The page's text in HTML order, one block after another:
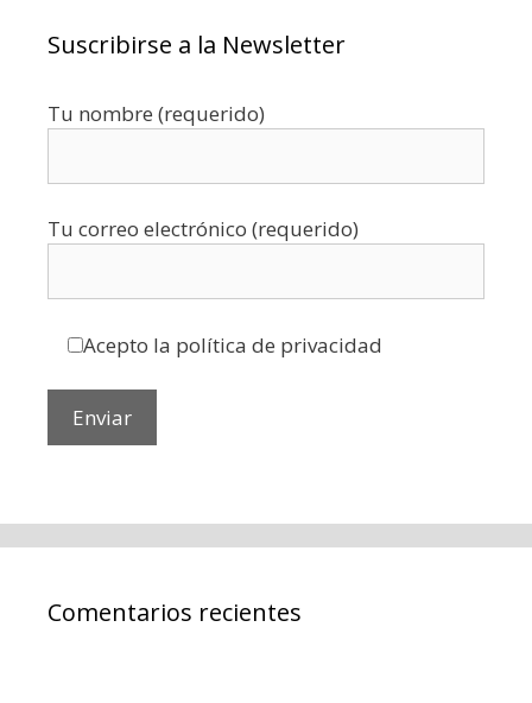
Suscribirse a la Newsletter
Tu nombre (requerido)
Tu correo electrónico (requerido)
Acepto la política de privacidad
Comentarios recientes